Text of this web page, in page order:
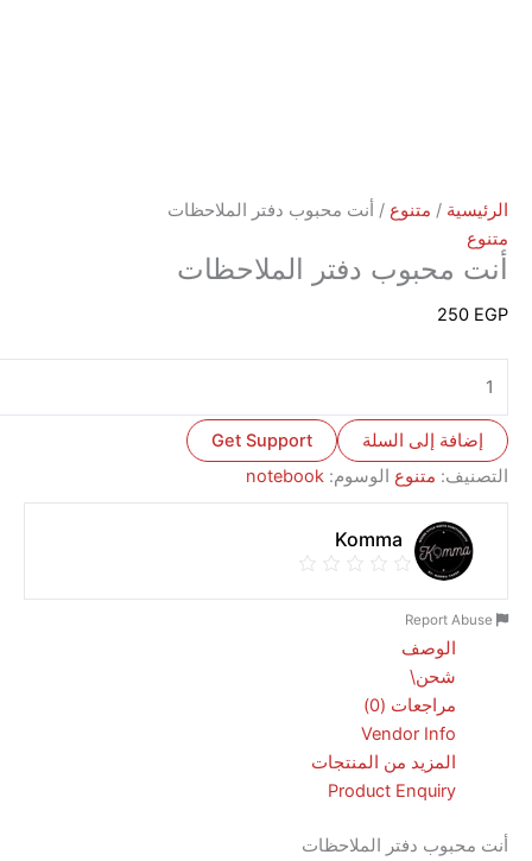
/متنوع/ أنت محبوب دفتر الملاحظات
دفتر الملاحظات
إلى السلة
Get Support
متنوع الوسوم:notebook
Komma
مراجعات (0)
Vendor Info
المزيد من المنتجات
Product Enquiry
دفتر الملاحظات